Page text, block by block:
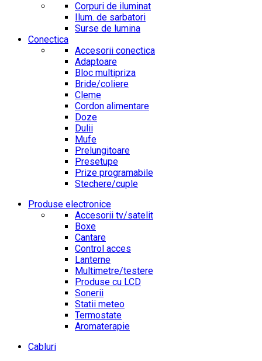
Corpuri de iluminat
Ilum. de sarbatori
Surse de lumina
Conectica
Accesorii conectica
Adaptoare
Bloc multipriza
Bride/coliere
Cleme
Cordon alimentare
Doze
Dulii
Mufe
Prelungitoare
Presetupe
Prize programabile
Stechere/cuple
Produse electronice
Accesorii tv/satelit
Boxe
Cantare
Control acces
Lanterne
Multimetre/testere
Produse cu LCD
Sonerii
Statii meteo
Termostate
Aromaterapie
Cabluri